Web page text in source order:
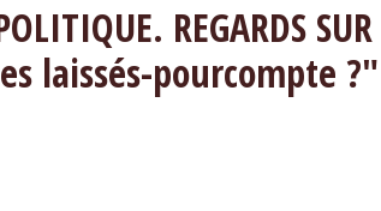
REGARDS
laissés-pourcompte ?"